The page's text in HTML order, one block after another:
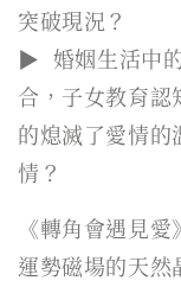
突破現況？
▶ 婚姻生活中
合，子女教育
的熄滅了愛情
情？
《轉角會遇見
運勢磁場的天然